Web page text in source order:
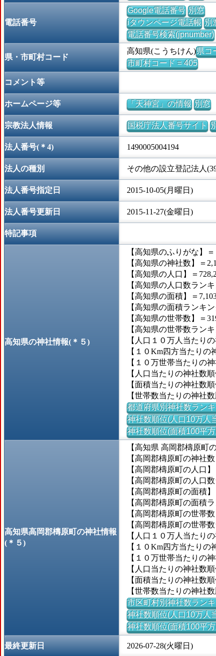
電話番号
Google電話番号 別窓
iタウンページ電話帳 別
電話番号検索(jpnumber)
県・市町村コード
高知県(こうちけん)県コ
市町村コード = 405
コメント等
ホームページ等 「天神宮」の情報 別窓
宗教法人情報 国税庁法人番号サイト
法人番号(＊4) 1490005004194
法人の種別 その他の設立登記法人
法人番号指定日 2015-10-05(月曜日)
法人番号更新日 2015-11-27(金曜日)
特記事項
高知県の神社情報(＊５)
【高知県のふりがな】
【高知県の神社数】＝
【高知県の人口】＝
【高知県の人口数ラン
【高知県の面積】＝
【高知県の面積ランキ
【高知県の世帯数】＝
【高知県の世帯数ラン
【人口１０万人当たり
【１０Km四方当たりの
【１０万世帯当たりの
【人口当たりの神社数
【面積当たりの神社数
【世帯数当たりの神社
都道府県別神社数ラン
神社数順位(人口10万人
神社数順位(面積100平
高知県高岡郡檮原町の神社情報
(＊５)
【高知県 高岡郡檮原町
【高岡郡檮原町の神社
【高岡郡檮原町の人口】
【高岡郡檮原町の人口
【高岡郡檮原町の面積
【高岡郡檮原町の面積
【高岡郡檮原町の世帯
【高岡郡檮原町の世帯
【人口１０万人当たり
【１０Km四方当たりの
【１０万世帯当たりの
【人口当たりの神社数
【面積当たりの神社数
【世帯数当たりの神社
市区町村別神社数ラン
神社数順位(人口10万人
神社数順位(面積100平
最終更新日 2026-07-28(火曜日)